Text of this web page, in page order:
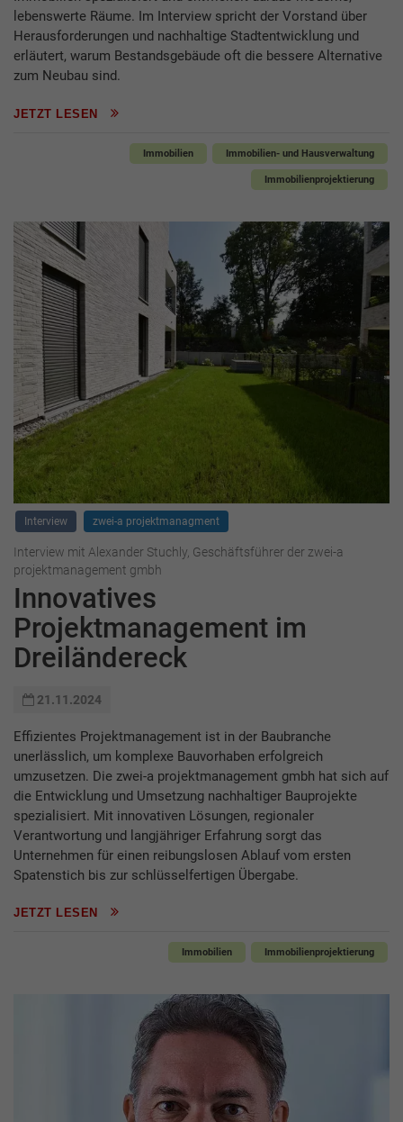
lebenswerte Räume. Im Interview spricht der Vorstand über
Herausforderungen und nachhaltige Stadtentwicklung und
erläutert, warum Bestandsgebäude oft die bessere Alternative
zum Neubau sind.
JETZT LESEN
Immobilien Immobilien- und Hausverwaltung
Immobilienprojektierung
Interview zwei-a projektmanagment
Interview mit Alexander Stuchly, Geschäftsführer der zwei-a
projektmanagement gmbh
Innovatives
Projektmanagement im
Dreiländereck
21.11.2024
Effizientes Projektmanagement ist in der Baubranche
unerlässlich, um komplexe Bauvorhaben erfolgreich
umzusetzen. Die zwei-a projektmanagement gmbh hat sich auf
die Entwicklung und Umsetzung nachhaltiger Bauprojekte
spezialisiert. Mit innovativen Lösungen, regionaler
Verantwortung und langjähriger Erfahrung sorgt das
Unternehmen für einen reibungslosen Ablauf vom ersten
Spatenstich bis zur schlüsselfertigen Übergabe.
JETZT LESEN
Immobilien Immobilienprojektierung